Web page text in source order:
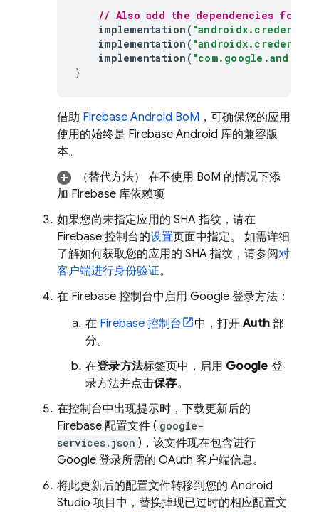
// Also add the dependencies for
implementation (
implementation (
implementation (
}
借助 Firebase Android BoM ，可确保您的应用
使用的始终是 Firebase Android 库的兼容版
本。
（替代方法）
在不使用 BoM 的情况下添
加 Firebase 库依赖项
如果您尚未指定应用的 SHA 指纹，请在
Firebase 控制台的设置页面中指定。 如需详细
了解如何获取您的应用的 SHA 指纹，请参阅对
客户端进行身份验证。
在 Firebase 控制台中启用 Google 登录方法：
在 Firebase 控制台 中，打开Auth 部
分。
在登录方法标签页中，启用 Google 登
录方法并点击保存。
在控制台中出现提示时，下载更新后的
Firebase 配置文件 ( google-
services.json )，该文件现在包含进行
Google 登录所需的 OAuth 客户端信息。
将此更新后的配置文件转移到您的 Android
Studio 项目中，替换掉现已过时的相应配置文